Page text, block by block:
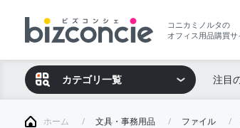
コニカミノルタの
オフィス用品購買サ
カテゴリ一覧 注目
ホーム 文具・事務用品 ファイル